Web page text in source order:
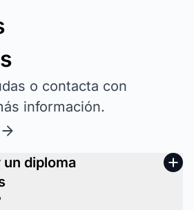
o contacta con
información.
un diploma